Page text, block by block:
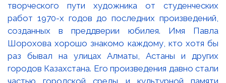
творческого пути художника от студенческих
работ 1970-х годов до последних произведений,
созданных в преддверии юбилея. Имя Павла
Шорохова хорошо знакомо каждому, кто хотя бы
раз бывал на улицах Алматы, Астаны и других
городов Казахстана. Его произведения давно стали
частью городской среды и культурной памяти